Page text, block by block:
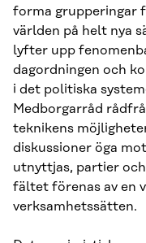
forma grupperingar
världen på helt nya
lyfter upp
dagordningen och
i det politiska
Medborgarråd
teknikens
diskussioner öga
utnyttjas, partier
fältet förenas av en
verksamhetssätten.